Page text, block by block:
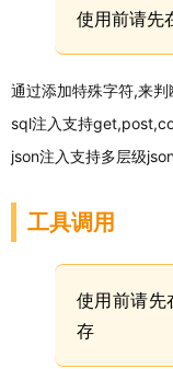
使用前请先
通过添加特殊字符,来
sql注入支持
json注入支持多层级
工具调用
使用前请先
存